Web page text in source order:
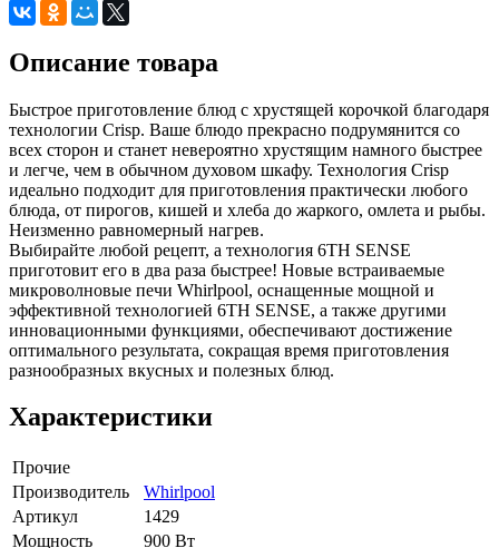
Описание товара
Быстрое приготовление блюд с хрустящей корочкой благодаря
технологии Crisp. Ваше блюдо прекрасно подрумянится со
всех сторон и станет невероятно хрустящим намного быстрее
и легче, чем в обычном духовом шкафу. Технология Crisp
идеально подходит для приготовления практически любого
блюда, от пирогов, кишей и хлеба до жаркого, омлета и рыбы.
Неизменно равномерный нагрев.
Выбирайте любой рецепт, а технология 6TH SENSE
приготовит его в два раза быстрее! Новые встраиваемые
микроволновые печи Whirlpool, оснащенные мощной и
эффективной технологией 6TH SENSE, а также другими
инновационными функциями, обеспечивают достижение
оптимального результата, сокращая время приготовления
разнообразных вкусных и полезных блюд.
Характеристики
Прочие
Производитель
Whirlpool
Артикул
1429
Мощность
900 Вт